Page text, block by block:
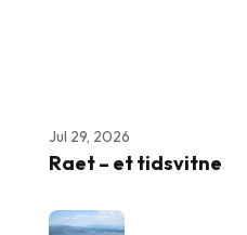
Jul 29, 2026
Raet – et tidsvitne